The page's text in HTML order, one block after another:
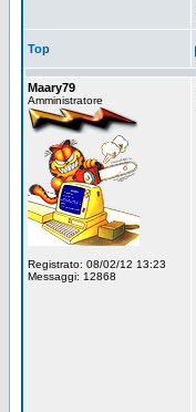
Top
Maary79
Amministratore
Registrato: 08/02/12 13:23
Messaggi: 12868